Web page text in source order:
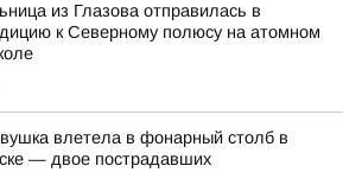
из Глазова отправилась в
к Северному полюсу на атомном
влетела в фонарный столб в
— двое пострадавших